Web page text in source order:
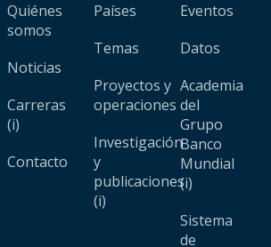
Quiénes
somos
Noticias
Carreras
(i)
Contacto
Países
Temas
Proyectos y
operaciones
Investigación
y
publicaciones
(i)
Eventos
Datos
Academia
del
Grupo
Banco
Mundial
(i)
Sistema
de